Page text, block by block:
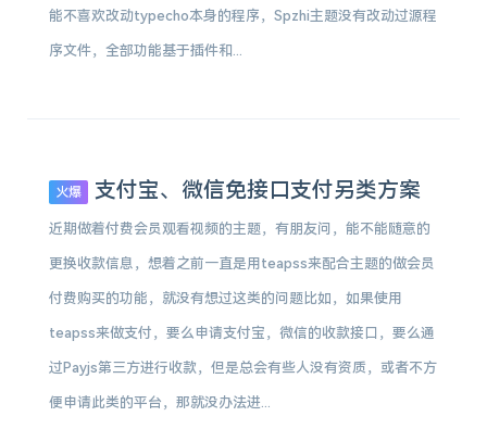
能不喜欢改动typecho本身的程序，Spzhi主题没有改动过源程
序文件，全部功能基于插件和...
火爆 支付宝、微信免接口支付另类方案
近期做着付费会员观看视频的主题，有朋友问，能不能随意的
更换收款信息，想着之前一直是用teapss来配合主题的做会员
付费购买的功能，就没有想过这类的问题比如，如果使用
teapss来做支付，要么申请支付宝，微信的收款接口，要么通
过Payjs第三方进行收款，但是总会有些人没有资质，或者不方
便申请此类的平台，那就没办法进...